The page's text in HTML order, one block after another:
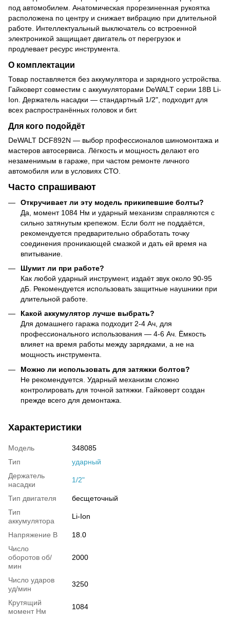
под автомобилем. Анатомическая прорезиненная рукоятка
расположена по центру и снижает вибрацию при длительной
работе. Интеллектуальный выключатель со встроенной
электроникой защищает двигатель от перегрузок и
продлевает ресурс инструмента.
О комплектации
Товар поставляется без аккумулятора и зарядного устройства.
Гайковерт совместим с аккумуляторами DeWALT серии 18В Li-
Ion. Держатель насадки — стандартный 1/2", подходит для
всех распространённых головок и бит.
Для кого подойдёт
DeWALT DCF892N — выбор профессионалов шиномонтажа и
мастеров автосервиса. Лёгкость и мощность делают его
незаменимым в гараже, при частом ремонте личного
автомобиля или в условиях СТО.
Часто спрашивают
Откручивает ли эту модель прикипевшие болты?
Да, момент 1084 Нм и ударный механизм справляются с
сильно затянутым крепежом. Если болт не поддаётся,
рекомендуется предварительно обработать точку
соединения проникающей смазкой и дать ей время на
впитывание.
Шумит ли при работе?
Как любой ударный инструмент, издаёт звук около 90-95
дБ. Рекомендуется использовать защитные наушники при
длительной работе.
Какой аккумулятор лучше выбрать?
Для домашнего гаража подходит 2-4 Ач, для
профессионального использования — 4-6 Ач. Ёмкость
влияет на время работы между зарядками, а не на
мощность инструмента.
Можно ли использовать для затяжки болтов?
Не рекомендуется. Ударный механизм сложно
контролировать для точной затяжки. Гайковерт создан
прежде всего для демонтажа.
Характеристики
Модель
348085
Тип
ударный
Держатель
насадки
1/2"
Тип двигателя
бесщеточный
Тип
аккумулятора
Li-Ion
Напряжение В
18.0
Число
оборотов об/
мин
2000
Число ударов
уд/мин
3250
Крутящий
момент Нм
1084